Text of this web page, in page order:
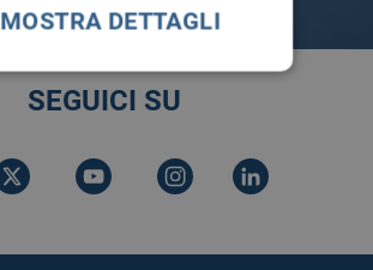
SEGUICI SU
MOSTRA DETTAGLI